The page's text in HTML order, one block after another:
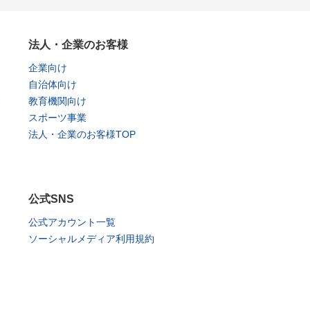
法人・企業のお客様
企業向け
自治体向け
教育機関向け
スポーツ事業
法人・企業のお客様TOP
公式SNS
公式アカウント一覧
ソーシャルメディア利用規約